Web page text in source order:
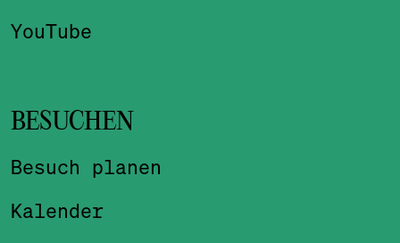
YouTube
BESUCHEN
Besuch planen
Kalender